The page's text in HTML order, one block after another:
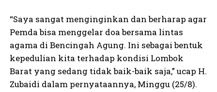
“Saya sangat menginginkan dan berharap agar
Pemda bisa menggelar doa bersama lintas
agama di Bencingah Agung. Ini sebagai bentuk
kepedulian kita terhadap kondisi Lombok
Barat yang sedang tidak baik-baik saja,” ucap H.
Zubaidi dalam pernyataannya, Minggu (25/8).